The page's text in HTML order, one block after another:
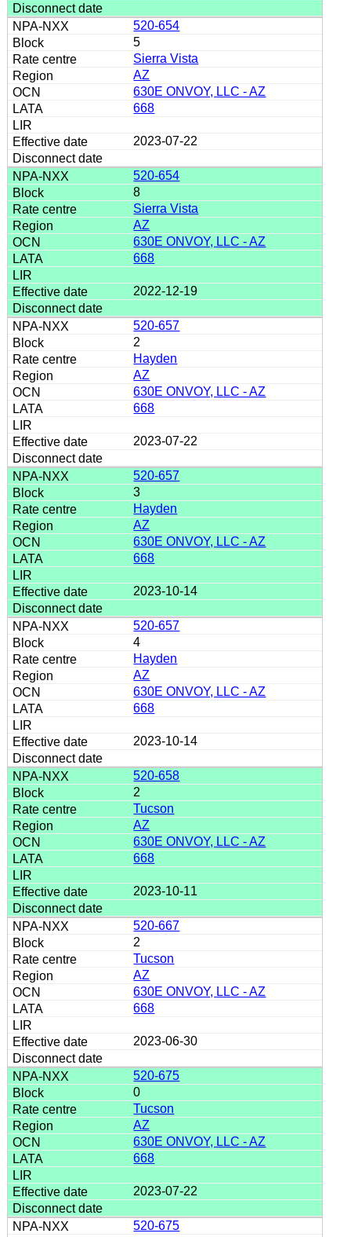
520-654
5
Sierra Vista
AZ
630E ONVOY, LLC - AZ
668
2023-07-22
520-654
8
Sierra Vista
AZ
630E ONVOY, LLC - AZ
668
2022-12-19
520-657
2
Hayden
AZ
630E ONVOY, LLC - AZ
668
2023-07-22
520-657
3
Hayden
AZ
630E ONVOY, LLC - AZ
668
2023-10-14
520-657
4
Hayden
AZ
630E ONVOY, LLC - AZ
668
2023-10-14
520-658
2
Tucson
AZ
630E ONVOY, LLC - AZ
668
2023-10-11
520-667
2
Tucson
AZ
630E ONVOY, LLC - AZ
668
2023-06-30
520-675
0
Tucson
AZ
630E ONVOY, LLC - AZ
668
2023-07-22
520-675